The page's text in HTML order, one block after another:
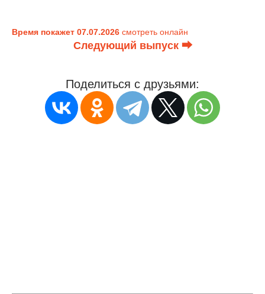
Время покажет 07.07.2026 смотреть онлайн
Следующий выпуск ⮕
Поделиться с друзьями: